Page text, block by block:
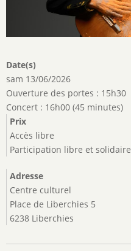
Date(s)
sam 13/06/2026
Ouverture des portes : 15h30
Concert : 16h00 (45 minutes)
Prix
Accès libre
Participation libre et solidaire
Adresse
Centre culturel
Place de Liberchies 5
6238 Liberchies